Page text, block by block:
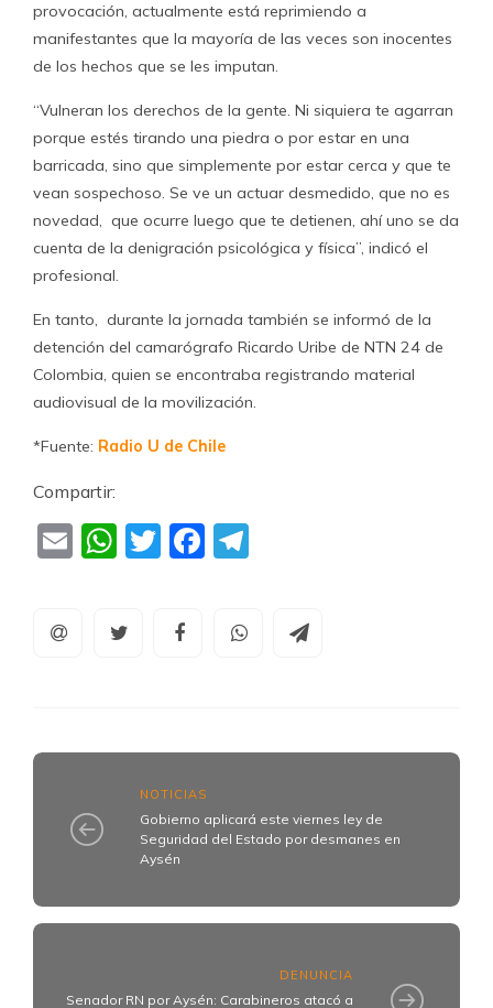
provocación, actualmente está reprimiendo a
manifestantes que la mayoría de las veces son inocentes
de los hechos que se les imputan.
“Vulneran los derechos de la gente. Ni siquiera te agarran
porque estés tirando una piedra o por estar en una
barricada, sino que simplemente por estar cerca y que te
vean sospechoso. Se ve un actuar desmedido, que no es
novedad, que ocurre luego que te detienen, ahí uno se da
cuenta de la denigración psicológica y física”, indicó el
profesional.
En tanto, durante la jornada también se informó de la
detención del camarógrafo Ricardo Uribe de NTN 24 de
Colombia, quien se encontraba registrando material
audiovisual de la movilización.
*Fuente: Radio U de Chile
Compartir:
EmailWhatsApp
TwitterFacebook
NOTICIAS
Gobierno aplicará este viernes ley de
Seguridad del Estado por desmanes en
Aysén
DENUNCIA
Senador RN por Aysén: Carabineros atacó a